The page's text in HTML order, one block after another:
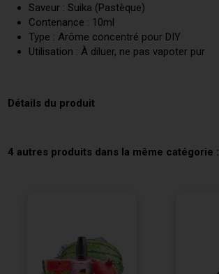
Saveur : Suika (Pastèque)
Contenance : 10ml
Type : Arôme concentré pour DIY
Utilisation : À diluer, ne pas vapoter pur
Détails du produit
4 autres produits dans la même catégorie :